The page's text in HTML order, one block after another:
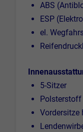
ABS
ESP
el.
5-Sitzer
Vordersitze